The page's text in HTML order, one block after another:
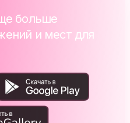
больше
и мест для